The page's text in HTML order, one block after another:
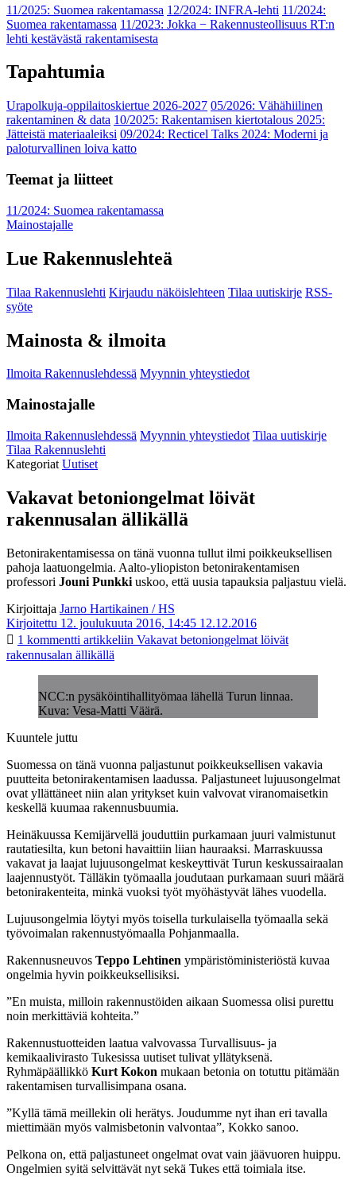
11/2025: Suomea rakentamassa 12/2024: INFRA-lehti 11/2024:
Suomea rakentamassa 11/2023: Jokka − Rakennusteollisuus RT:n
lehti kestävästä rakentamisesta
Tapahtumia
Urapolkuja-oppilaitoskiertue 2026-2027 05/2026: Vähähiilinen
rakentaminen & data 10/2025: Rakentamisen kiertotalous 2025:
Jätteistä materiaaleiksi 09/2024: Recticel Talks 2024: Moderni ja
paloturvallinen loiva katto
Teemat ja liitteet
11/2024: Suomea rakentamassa
Mainostajalle
Lue Rakennuslehteä
Tilaa Rakennuslehti Kirjaudu näköislehteen Tilaa uutiskirje RSS-
syöte
Mainosta & ilmoita
Ilmoita Rakennuslehdessä Myynnin yhteystiedot
Mainostajalle
Ilmoita Rakennuslehdessä Myynnin yhteystiedot Tilaa uutiskirje
Tilaa Rakennuslehti
Kategoriat Uutiset
Vakavat betoniongelmat löivät
rakennusalan ällikällä
Betonirakentamisessa on tänä vuonna tullut ilmi poikkeuksellisen
pahoja laatuongelmia. Aalto-yliopiston betonirakentamisen
professori Jouni Punkki uskoo, että uusia tapauksia paljastuu vielä.
Kirjoittaja Jarno Hartikainen / HS
Kirjoitettu 12. joulukuuta 2016, 14:45 12.12.2016
1 kommentti artikkeliin Vakavat betoniongelmat löivät
rakennusalan ällikällä
NCC:n pysäköintihallityömaa lähellä Turun linnaa.
Kuva: Vesa-Matti Väärä.
Kuuntele juttu
Suomessa on tänä vuonna paljastunut poikkeuksellisen vakavia
puutteita betonirakentamisen laadussa. Paljastuneet lujuusongelmat
ovat yllättäneet niin alan yritykset kuin valvovat viranomaisetkin
keskellä kuumaa rakennusbuumia.
Heinäkuussa Kemijärvellä jouduttiin purkamaan juuri valmistunut
rautatiesilta, kun betoni havaittiin liian hauraaksi. Marraskuussa
vakavat ja laajat lujuusongelmat keskeyttivät Turun keskussairaalan
laajennustyöt. Tälläkin työmaalla joudutaan purkamaan suuri määrä
betonirakenteita, minkä vuoksi työt myöhästyvät lähes vuodella.
Lujuusongelmia löytyi myös toisella turkulaisella työmaalla sekä
työvoimalan rakennustyömaalla Pohjanmaalla.
Rakennusneuvos Teppo Lehtinen ympäristöministeriöstä kuvaa
ongelmia hyvin poikkeuksellisiksi.
”En muista, milloin rakennustöiden aikaan Suomessa olisi purettu
noin merkittäviä kohteita.”
Rakennustuotteiden laatua valvovassa Turvallisuus- ja
kemikaalivirasto Tukesissa uutiset tulivat yllätyksenä.
Ryhmäpäällikkö Kurt Kokon mukaan betonia on totuttu pitämään
rakentamisen turvallisimpana osana.
”Kyllä tämä meillekin oli herätys. Joudumme nyt ihan eri tavalla
miettimään myös valmisbetonin valvontaa”, Kokko sanoo.
Pelkona on, että paljastuneet ongelmat ovat vain jäävuoren huippu.
Ongelmien syitä selvittävät nyt sekä Tukes että toimiala itse.